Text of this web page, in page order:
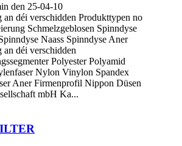
den 25-04-10
an déi verschidden Produkttypen no
Schmelzgeblosen Spinndyse
Naass Spinndyse Aner
an déi verschidden
Polyester Polyamid
Nylon Vinylon Spandex
Aner Firmenprofil Nippon Düsen
mbH Ka...